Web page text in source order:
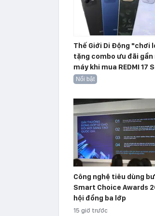
Thế Giới Di Động "chơi
tặng combo ưu đãi gần
máy khi mua REDMI 17
Nổi bật
Công nghệ tiêu dùng
Smart Choice Awards
hội đồng ba lớp
15 giờ trước